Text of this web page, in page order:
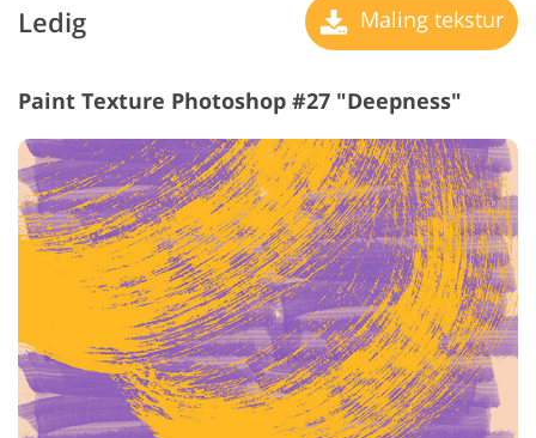
Ledig Maling tekstur
Paint Texture Photoshop #27 "Deepness"